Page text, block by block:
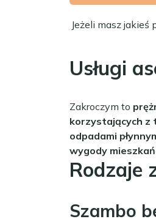
Jeżeli masz
Usługi
Zakroczym to
korzystających z
odpadami
wygody
Rodzaje
Szambo